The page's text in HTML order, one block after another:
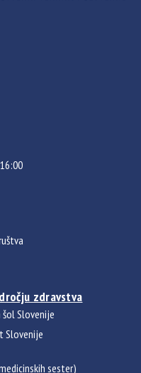
zdravstva
Slovenije
Slovenije
sester)